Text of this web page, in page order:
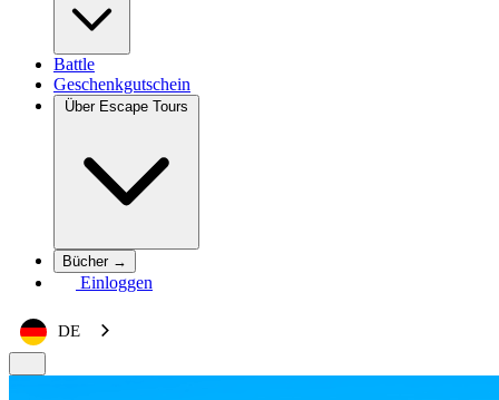
Battle
Geschenkgutschein
Über Escape Tours
Bücher →
Einloggen
DE